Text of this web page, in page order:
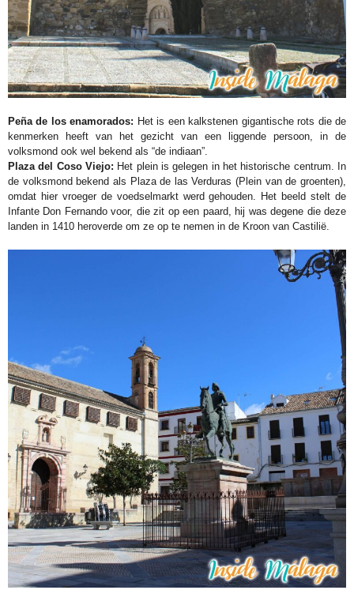
Peña de los enamorados: Het is een kalkstenen gigantische rots die de
kenmerken heeft van het gezicht van een liggende persoon, in de
volksmond ook wel bekend als “de indiaan”.
Plaza del Coso Viejo: Het plein is gelegen in het historische centrum. In
de volksmond bekend als Plaza de las Verduras (Plein van de groenten),
omdat hier vroeger de voedselmarkt werd gehouden. Het beeld stelt de
Infante Don Fernando voor, die zit op een paard, hij was degene die deze
landen in 1410 heroverde om ze op te nemen in de Kroon van Castilië.